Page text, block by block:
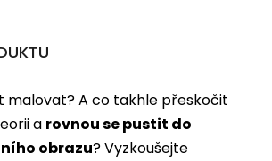
malovat? A co takhle přeskočit
a rovnou se pustit do
obrazu? Vyzkoušejte